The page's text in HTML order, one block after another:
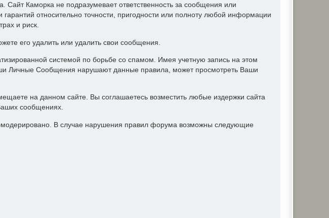
Сайт Каморка не подразумевает ответственность за сообщения или
относительно точности, пригодности или полноту любой информации
и риск.
его удалить или удалить свои сообщения.
системой по борьбе со спамом. Имея учетную запись на этом
Личные Сообщения нарушают данные правила, может просмотреть Ваши
на данном сайте. Вы соглашаетесь возместить любые издержки сайта
сообщениях.
В случае нарушения правил форума возможны следующие